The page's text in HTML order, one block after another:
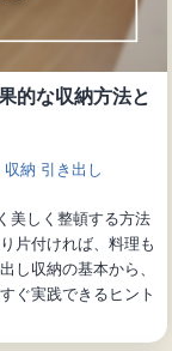
的な収納方法と
納 引き出し
美しく整頓する方法
片付ければ、料理も
し収納の基本から、
ぐ実践できるヒント